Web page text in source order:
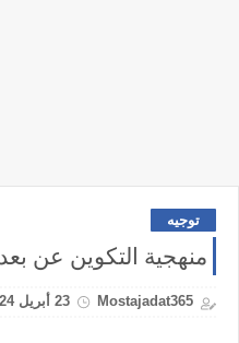
توجيه
منهجية التكوين عن بعد
Mostajadat365 23 أبريل 2024